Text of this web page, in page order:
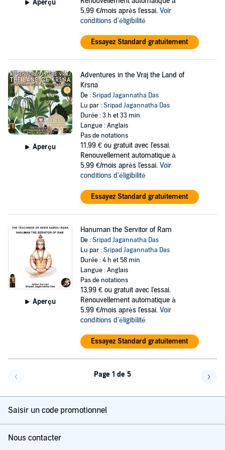
Aperçu
5,99 €/mois après l'essai. Voir
conditions d'éligibilité
Essayez Standard gratuitement
Aperçu
Adventures in the Vraj the Land of
Krsna
De :Sripad Jagannatha Das
Lu par :Sripad Jagannatha Das
Durée : 3 h et 33 min
Langue : Anglais
Pas de notations
11,99 € ou gratuit avec l'essai.
Renouvellement automatique à
5,99 €/mois après l'essai. Voir
conditions d'éligibilité
Essayez Standard gratuitement
Aperçu
Hanuman the Servitor of Ram
De :Sripad Jagannatha Das
Lu par :Sripad Jagannatha Das
Durée : 4 h et 58 min
Langue : Anglais
Pas de notations
13,99 € ou gratuit avec l'essai.
Renouvellement automatique à
5,99 €/mois après l'essai. Voir
conditions d'éligibilité
Essayez Standard gratuitement
Page 1 de 5
Saisir un code promotionnel
Nous contacter